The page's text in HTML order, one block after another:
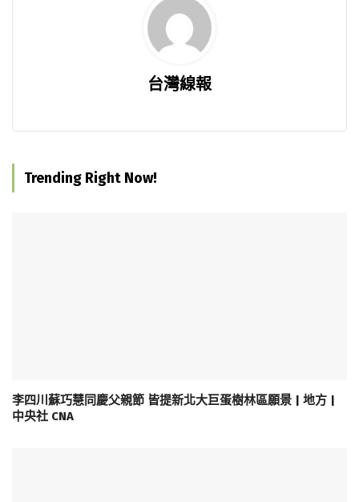
台灣線報
Trending Right Now!
李四川蘇巧慧同慶父親節 皆提新北大巨蛋樹林區願景 | 地方 |
中央社 CNA